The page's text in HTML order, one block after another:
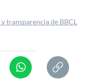
y transparencia de BBCL